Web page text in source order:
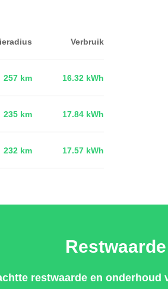
Verbruik
257 km 16.32 kWh
235 km 17.84 kWh
232 km 17.57 kWh
restwaarde en onderhoud